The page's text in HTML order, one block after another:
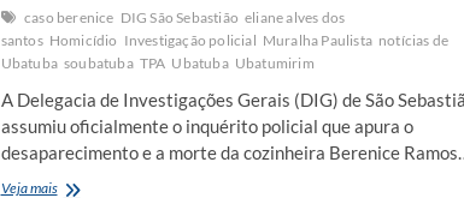
caso berenice DIG São Sebastião eliane alves dos
santos Homicídio Investigação policial Muralha Paulista notícias de
Ubatuba soubatuba TPA Ubatuba Ubatumirim
A Delegacia de Investigações Gerais (DIG) de São
assumiu oficialmente o inquérito policial que apura o
desaparecimento e a morte da cozinheira Berenice
Veja maisDIG